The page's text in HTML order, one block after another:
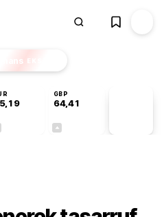
Finans EKSTRA
GBP
64,41